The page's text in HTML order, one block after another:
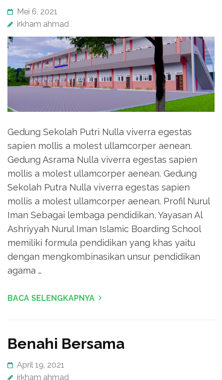
Mei 6, 2021
irkham ahmad
Gedung Sekolah Putri Nulla viverra egestas
sapien mollis a molest ullamcorper aenean.
Gedung Asrama Nulla viverra egestas sapien
mollis a molest ullamcorper aenean. Gedung
Sekolah Putra Nulla viverra egestas sapien
mollis a molest ullamcorper aenean. Profil Nurul
Iman Sebagai lembaga pendidikan, Yayasan Al
Ashriyyah Nurul Iman Islamic Boarding School
memiliki formula pendidikan yang khas yaitu
dengan mengkombinasikan unsur pendidikan
agama …
BACA SELENGKAPNYA
Benahi Bersama
April 19, 2021
irkham ahmad